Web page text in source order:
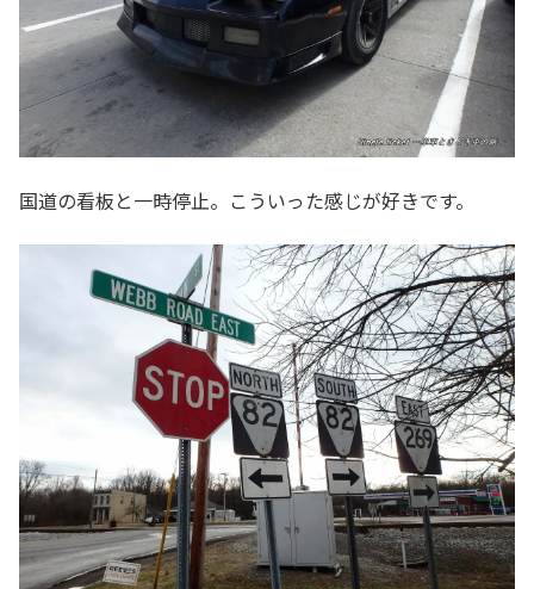
国道の看板と一時停止。こういった感じが好きです。